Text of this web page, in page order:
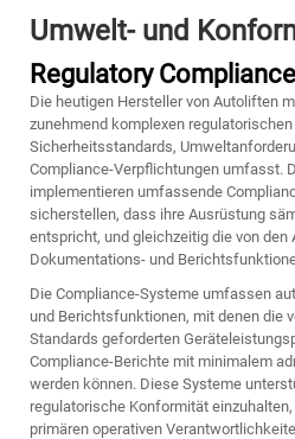
Umwelt- und
Regulatory
Die heutigen Hersteller von Autoliften
zunehmend komplexen
Sicherheitsstandards,
Compliance-Verpflichtungen umfasst.
implementieren umfassende
sicherstellen, dass ihre Ausrüstung
entspricht, und gleichzeitig die von
Dokumentations- und
Die Compliance-Systeme umfassen
und Berichtsfunktionen, mit denen die
Standards geforderten
Compliance-Berichte mit minimalem
werden können. Diese Systeme
regulatorische Konformität
primären operativen